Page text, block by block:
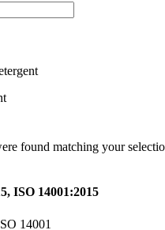
found matching your
ISO 14001:2015